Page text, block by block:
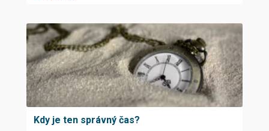
Kdy je ten správný čas?